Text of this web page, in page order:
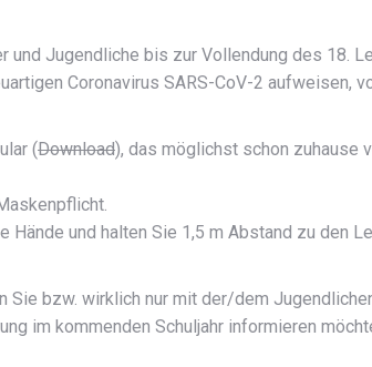
und Jugendliche bis zur Vollendung des 18.
Coronavirus SARS-CoV-2 aufweisen,
(Download), das möglichst schon zuhause
und halten Sie 1,5 m Abstand zu den
Sie bzw. wirklich nur mit der/dem
im kommenden Schuljahr informieren